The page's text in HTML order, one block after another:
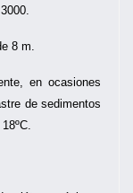
3000.
8 m.
en ocasiones
de sedimentos